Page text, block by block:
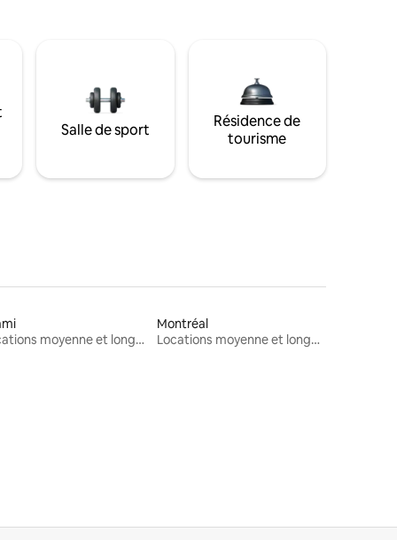
Salle de sport
Résidence de
tourisme
Locations moyenne et longue durée
Montréal
Locations moyenne et longue durée